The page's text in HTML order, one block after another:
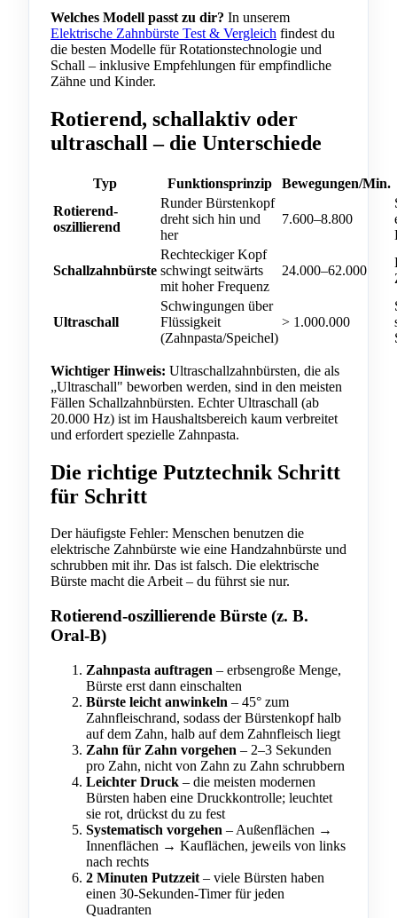
Welches Modell passt zu dir? In unserem
Elektrische Zahnbürste Test & Vergleich findest du
die besten Modelle für Rotationstechnologie und
Schall – inklusive Empfehlungen für empfindliche
Zähne und Kinder.
Rotierend, schallaktiv oder
ultraschall – die Unterschiede
Typ Funktionsprinzip
Bewegungen/Min.
Rotierend-
oszillierend
Runder Bürstenkopf
dreht sich hin und
her
7.600–8.800
Schallzahnbürste
Rechteckiger Kopf
schwingt seitwärts
mit hoher Frequenz
24.000–62.000
Ultraschall
Schwingungen über
Flüssigkeit
(Zahnpasta/Speichel)
> 1.000.000
Wichtiger Hinweis: Ultraschallzahnbürsten, die als
„Ultraschall" beworben werden, sind in den meisten
Fällen Schallzahnbürsten. Echter Ultraschall (ab
20.000 Hz) ist im Haushaltsbereich kaum verbreitet
und erfordert spezielle Zahnpasta.
Die richtige Putztechnik Schritt
für Schritt
Der häufigste Fehler: Menschen benutzen die
elektrische Zahnbürste wie eine Handzahnbürste und
schrubben mit ihr. Das ist falsch. Die elektrische
Bürste macht die Arbeit – du führst sie nur.
Rotierend-oszillierende Bürste (z. B.
Oral-B)
Zahnpasta auftragen – erbsengroße Menge,
Bürste erst dann einschalten
Bürste leicht anwinkeln – 45° zum
Zahnfleischrand, sodass der Bürstenkopf halb
auf dem Zahn, halb auf dem Zahnfleisch liegt
Zahn für Zahn vorgehen – 2–3 Sekunden
pro Zahn, nicht von Zahn zu Zahn schrubbern
Leichter Druck – die meisten modernen
Bürsten haben eine Druckkontrolle; leuchtet
sie rot, drückst du zu fest
Systematisch vorgehen – Außenflächen →
Innenflächen → Kauflächen, jeweils von links
nach rechts
2 Minuten Putzzeit – viele Bürsten haben
einen 30-Sekunden-Timer für jeden
Quadranten